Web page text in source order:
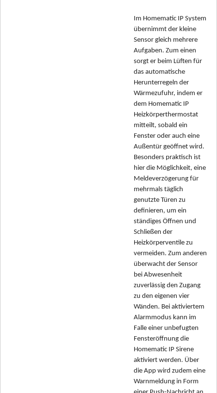
Im Homematic IP System
übernimmt der kleine
Sensor gleich mehrere
Aufgaben. Zum einen
sorgt er beim Lüften für
das automatische
Herunterregeln der
Wärmezufuhr, indem er
dem Homematic IP
Heizkörperthermostat
mitteilt, sobald ein
Fenster oder auch eine
Außentür geöffnet wird.
Besonders praktisch ist
hier die Möglichkeit, eine
Meldeverzögerung für
mehrmals täglich
genutzte Türen zu
definieren, um ein
ständiges Öffnen und
Schließen der
Heizkörperventile zu
vermeiden. Zum anderen
überwacht der Sensor
bei Abwesenheit
zuverlässig den Zugang
zu den eigenen vier
Wänden. Bei aktiviertem
Alarmmodus kann im
Falle einer unbefugten
Fensteröffnung die
Homematic IP Sirene
aktiviert werden. Über
die App wird zudem eine
Warnmeldung in Form